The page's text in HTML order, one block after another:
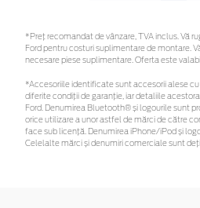
*Preţ recomandat de vânzare, TVA inclus. Vă
Ford pentru costuri suplimentare de montare.
necesare piese suplimentare. Oferta este
*Accesoriile identificate sunt accesorii alese cu
diferite condiții de garanție, iar detaliile
Ford. Denumirea Bluetooth® și logourile sunt
orice utilizare a unor astfel de mărci de către
face sub licență. Denumirea iPhone/iPod și
Celelalte mărci și denumiri comerciale sunt